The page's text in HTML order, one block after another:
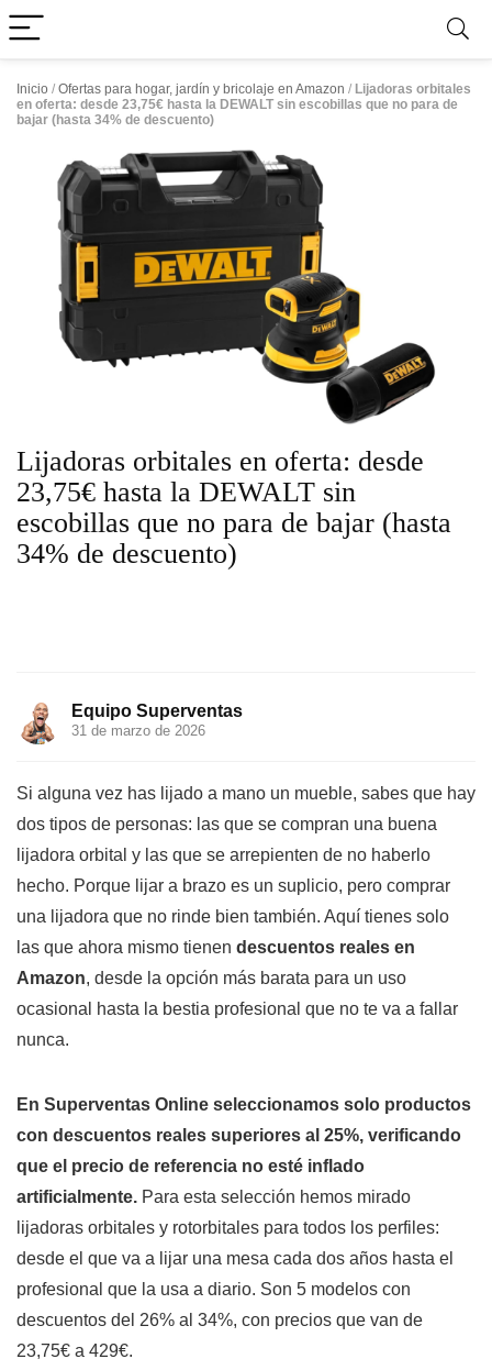
Inicio / Ofertas para hogar, jardín y bricolaje en Amazon / Lijadoras orbitales
en oferta: desde 23,75€ hasta la DEWALT sin escobillas que no para de
bajar (hasta 34% de descuento)
Lijadoras orbitales en oferta: desde
23,75€ hasta la DEWALT sin
escobillas que no para de bajar (hasta
34% de descuento)
Equipo Superventas
31 de marzo de 2026
Si alguna vez has lijado a mano un mueble, sabes que hay
dos tipos de personas: las que se compran una buena
lijadora orbital y las que se arrepienten de no haberlo
hecho. Porque lijar a brazo es un suplicio, pero comprar
una lijadora que no rinde bien también. Aquí tienes solo
las que ahora mismo tienen descuentos reales en
Amazon, desde la opción más barata para un uso
ocasional hasta la bestia profesional que no te va a fallar
nunca.
En Superventas Online seleccionamos solo productos
con descuentos reales superiores al 25%, verificando
que el precio de referencia no esté inflado
artificialmente. Para esta selección hemos mirado
lijadoras orbitales y rotorbitales para todos los perfiles:
desde el que va a lijar una mesa cada dos años hasta el
profesional que la usa a diario. Son 5 modelos con
descuentos del 26% al 34%, con precios que van de
23,75€ a 429€.